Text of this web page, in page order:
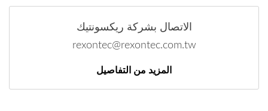
الاتصال بشركة ريكسونتيك
rexontec@rexontec.com.tw
المزيد من التفاصيل